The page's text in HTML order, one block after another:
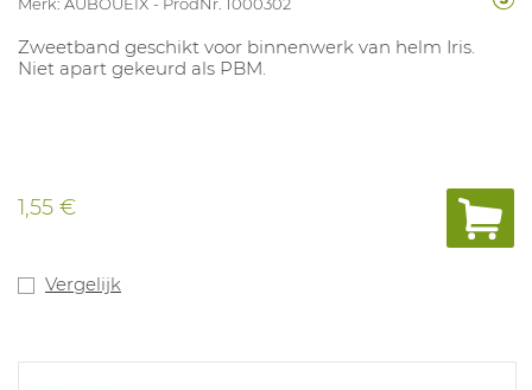
Zweetband geschikt voor binnenwerk van helm Iris.
Niet apart gekeurd als PBM.
1,55 €
Vergelijk